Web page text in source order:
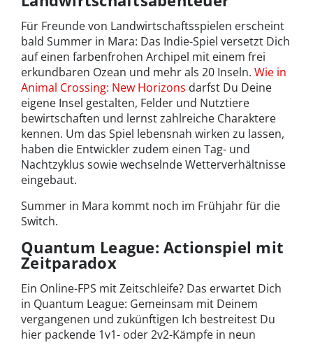
Für Freunde von Landwirtschaftsspielen erscheint
bald Summer in Mara: Das Indie-Spiel versetzt Dich
auf einen farbenfrohen Archipel mit einem frei
erkundbaren Ozean und mehr als 20 Inseln. Wie in
Animal Crossing: New Horizons darfst Du Deine
eigene Insel gestalten, Felder und Nutztiere
bewirtschaften und lernst zahlreiche Charaktere
kennen. Um das Spiel lebensnah wirken zu lassen,
haben die Entwickler zudem einen Tag- und
Nachtzyklus sowie wechselnde Wetterverhältnisse
eingebaut.
Summer in Mara kommt noch im Frühjahr für die
Switch.
Quantum League: Actionspiel mit
Zeitparadox
Ein Online-FPS mit Zeitschleife? Das erwartet Dich
in Quantum League: Gemeinsam mit Deinem
vergangenen und zukünftigen Ich bestreitest Du
hier packende 1v1- oder 2v2-Kämpfe in neun